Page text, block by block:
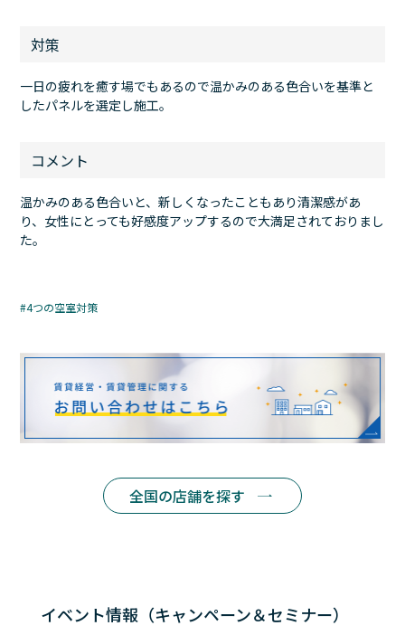
対策
一日の疲れを癒す場でもあるので温かみのある色合いを基準と
したパネルを選定し施工。
コメント
温かみのある色合いと、新しくなったこともあり清潔感があ
り、女性にとっても好感度アップするので大満足されておりまし
た。
4つの空室対策
全国の店舗を探す
イベント情報（キャンペーン＆セミナー）